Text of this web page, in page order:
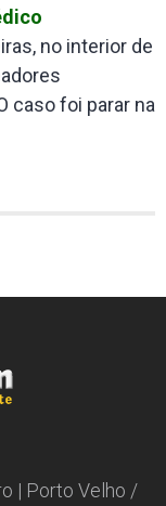
no interior de
caso foi parar na
| Porto Velho /